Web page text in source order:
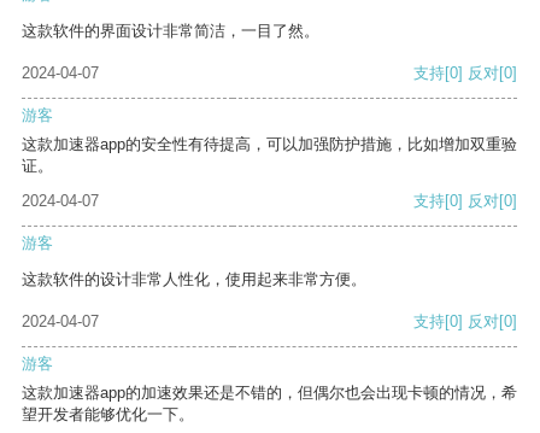
这款软件的界面设计非常简洁，一目了然。
2024-04-07 支持[0] 反对[0]
游客
这款加速器app的安全性有待提高，可以加强防护措施，比如增加双重验
证。
2024-04-07
支持[0] 反对[0]
游客
这款软件的设计非常人性化，使用起来非常方便。
2024-04-07 支持[0] 反对[0]
游客
这款加速器app的加速效果还是不错的，但偶尔也会出现卡顿的情况，希
望开发者能够优化一下。